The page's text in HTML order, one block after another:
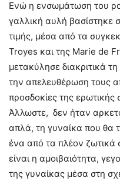
Ενώ η ενσωμάτωση του
γαλλική αυλή βασίστηκε
τιμής, μέσα από τα
Troyes και της Marie de
μετακύλησε διακριτικά
την απελευθέρωση τους
προσδοκίες της
Άλλωστε, δεν ήταν
απλά, τη γυναίκα που θα
ένα από τα πλέον ζωτικά
είναι η αμοιβαιότητα,
της γυναίκας μέσα στη